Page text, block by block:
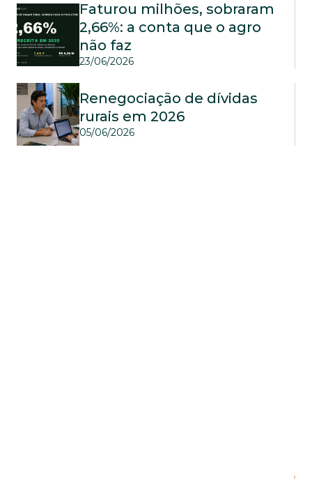
Faturou milhões, sobraram
2,66%: a conta que o agro
não faz
23/06/2026
Renegociação de dívidas
rurais em 2026
05/06/2026